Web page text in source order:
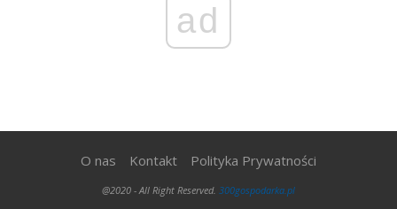
ad
O nas Kontakt Polityka Prywatności
@2020 - All Right Reserved. 300gospodarka.pl